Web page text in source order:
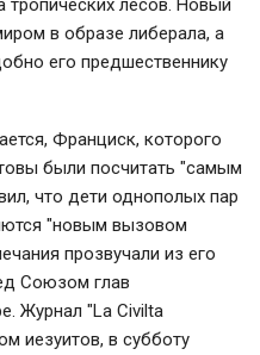
тропических лесов. Новый
в образе либерала, а
его предшественнику
Франциск, которого
были посчитать "самым
что дети однополых пар
"новым вызовом
прозвучали из его
Союзом глав
Журнал "La Civilta
иезуитов, в субботу